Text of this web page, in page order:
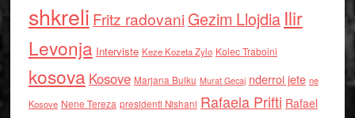
shkreli Fritz radovaniGezim Llojdia Ilir
Levonja Interviste Keze Kozeta Zylo Kolec Traboini
kosova Kosove Marjana Bulku Murat Gecaj nderroi jete ne
Kosove Nene Tereza presidenti Nishani Rafaela Prifti Rafael